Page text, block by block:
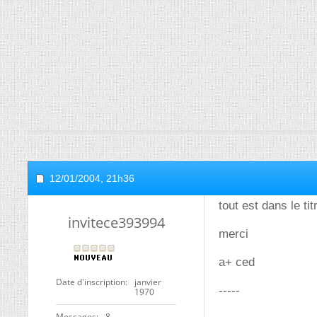
12/01/2004, 21h36
invitece393994
Date d'inscription
janvier
1970
tout est dans le
merci
a+ ced
-----